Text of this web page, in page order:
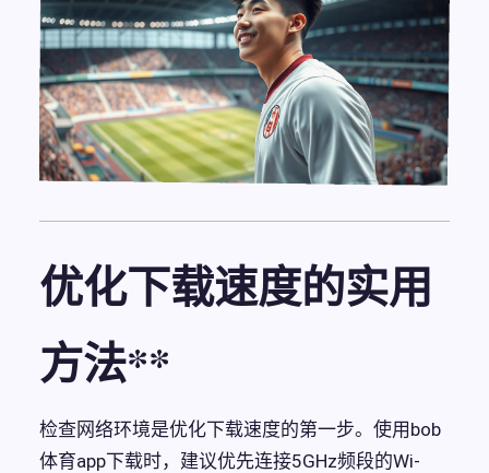
优化下载速度的实用
方法**
检查网络环境是优化下载速度的第一步。使用bob
体育app下载时，建议优先连接5GHz频段的Wi-